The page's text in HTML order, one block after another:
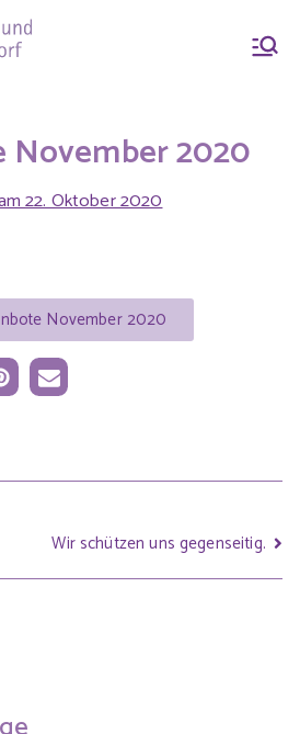
Ammern
dorf &
ersdorf
evangeli
sch
Großhabersdorf
November 2020
22. Oktober 2020
November 2020
Wir schützen uns gegenseitig.